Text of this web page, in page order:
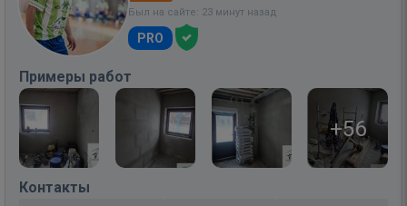
Был на сайте: 23 минут назад
PRO
Примеры работ
+56
Контакты